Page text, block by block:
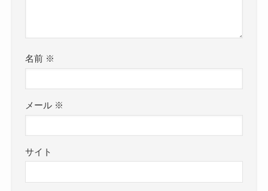
名前 ※
メール ※
サイト